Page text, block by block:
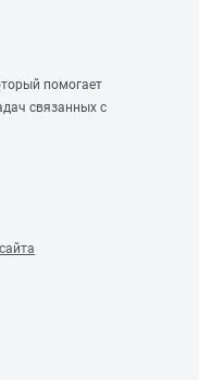
помогает
связанных с